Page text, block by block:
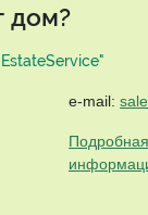
дом?
e-mail: